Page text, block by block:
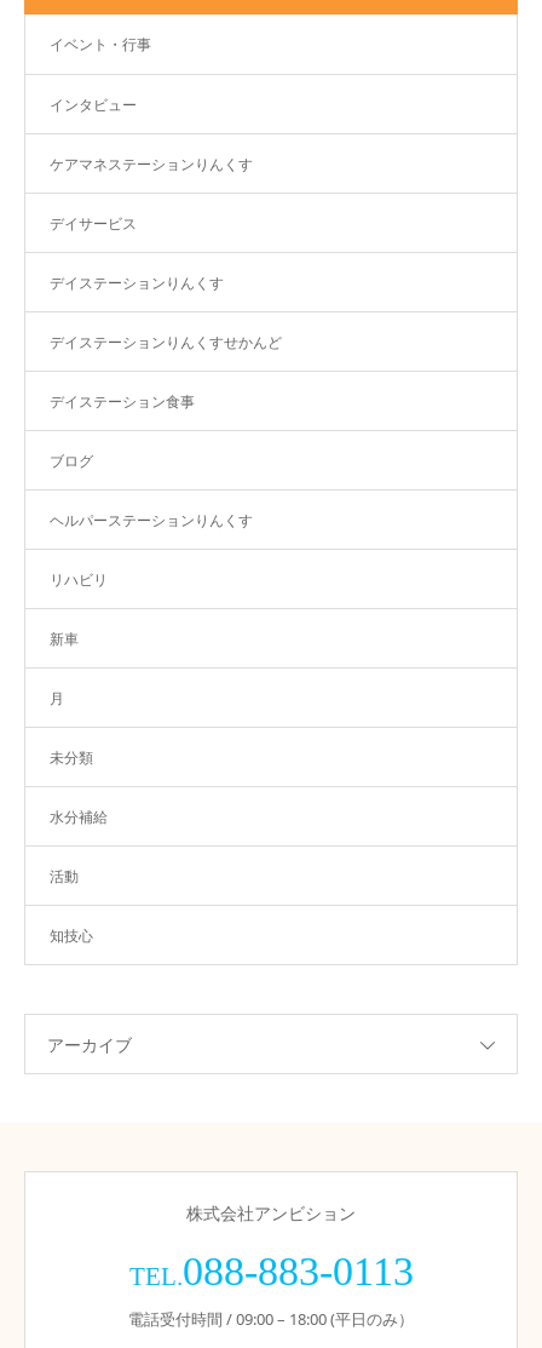
イベント・行事
インタビュー
ケアマネステーションりんくす
デイサービス
デイステーションりんくす
デイステーションりんくすせかんど
デイステーション食事
ブログ
ヘルパーステーションりんくす
リハビリ
新車
月
未分類
水分補給
活動
知技心
アーカイブ
株式会社アンビション
TEL.088-883-0113
電話受付時間 / 09:00 – 18:00 (平日のみ）